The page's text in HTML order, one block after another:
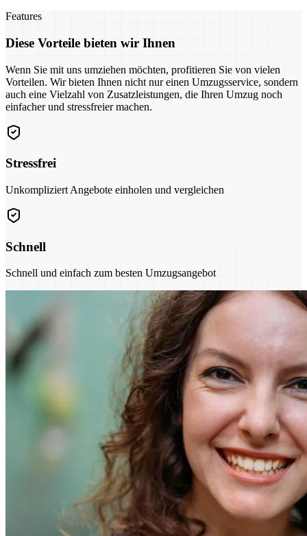
Features
Diese Vorteile bieten wir Ihnen
Wenn Sie mit uns umziehen möchten, profitieren Sie von vielen
Vorteilen. Wir bieten Ihnen nicht nur einen Umzugsservice, sondern
auch eine Vielzahl von Zusatzleistungen, die Ihren Umzug noch
einfacher und stressfreier machen.
Stressfrei
Unkompliziert Angebote einholen und vergleichen
Schnell
Schnell und einfach zum besten Umzugsangebot